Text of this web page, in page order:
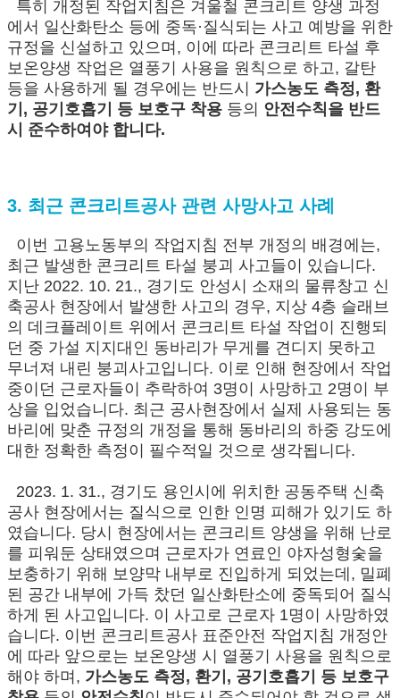
특히 개정된 작업지침은 겨울철 콘크리트 양생 과정
에서 일산화탄소 등에 중독·질식되는 사고 예방을 위한
규정을 신설하고 있으며, 이에 따라 콘크리트 타설 후
보온양생 작업은 열풍기 사용을 원칙으로 하고, 갈탄
등을 사용하게 될 경우에는 반드시 가스농도 측정, 환
기, 공기호흡기 등 보호구 착용 등의 안전수칙을 반드
시 준수하여야 합니다.
3. 최근 콘크리트공사 관련 사망사고 사례
이번 고용노동부의 작업지침 전부 개정의 배경에는,
최근 발생한 콘크리트 타설 붕괴 사고들이 있습니다.
지난 2022. 10. 21., 경기도 안성시 소재의 물류창고 신
축공사 현장에서 발생한 사고의 경우, 지상 4층 슬래브
의 데크플레이트 위에서 콘크리트 타설 작업이 진행되
던 중 가설 지지대인 동바리가 무게를 견디지 못하고
무너져 내린 붕괴사고입니다. 이로 인해 현장에서 작업
중이던 근로자들이 추락하여 3명이 사망하고 2명이 부
상을 입었습니다. 최근 공사현장에서 실제 사용되는 동
바리에 맞춘 규정의 개정을 통해 동바리의 하중 강도에
대한 정확한 측정이 필수적일 것으로 생각됩니다.
2023. 1. 31., 경기도 용인시에 위치한 공동주택 신축
공사 현장에서는 질식으로 인한 인명 피해가 있기도 하
였습니다. 당시 현장에서는 콘크리트 양생을 위해 난로
를 피워둔 상태였으며 근로자가 연료인 야자성형숯을
보충하기 위해 보양막 내부로 진입하게 되었는데, 밀폐
된 공간 내부에 가득 찼던 일산화탄소에 중독되어 질식
하게 된 사고입니다. 이 사고로 근로자 1명이 사망하였
습니다. 이번 콘크리트공사 표준안전 작업지침 개정안
에 따라 앞으로는 보온양생 시 열풍기 사용을 원칙으로
해야 하며, 가스농도 측정, 환기, 공기호흡기 등 보호구